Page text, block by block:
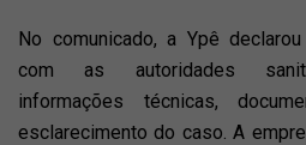
No comunicado, a Ypê
com as autoridades
informações técnicas,
esclarecimento do caso. A